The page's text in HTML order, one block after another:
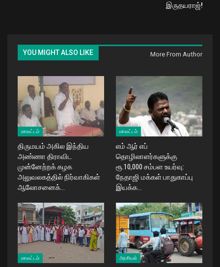
இருதயராஜ்!
YOU MIGHT ALSO LIKE More From Author
மாவட்டம்
திருமயம் அகில இந்திய
அண்ணா திராவிட
முன்னேற்றக் கழக
அலுவலகத்தில் நிர்வாகிகள்
ஆலோசனைக்…
மாவட்டம்
எம் ஆர் எப்
தொழிலாளர்களுக்கு
ரூ.10,000 சம்பள உயர்வு:
நேதாஜி மக்கள் பாதுகாப்பு
இயக்க…
மாவட்டம் அரசியல்